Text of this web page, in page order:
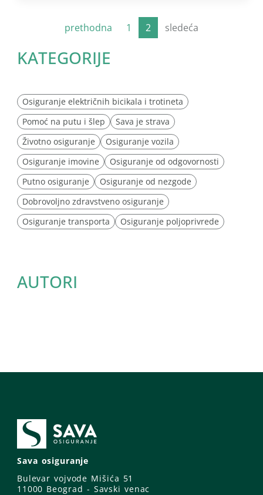
prethodna 1 2 sledeća
KATEGORIJE
Osiguranje električnih bicikala i trotineta
Pomoć na putu i šlep
Sava je strava
Životno osiguranje
Osiguranje vozila
Osiguranje imovine
Osiguranje od odgovornosti
Putno osiguranje
Osiguranje od nezgode
Dobrovoljno zdravstveno osiguranje
Osiguranje transporta
Osiguranje poljoprivrede
AUTORI
Sava osiguranje
Bulevar vojvode Mišića 51
11000 Beograd - Savski venac